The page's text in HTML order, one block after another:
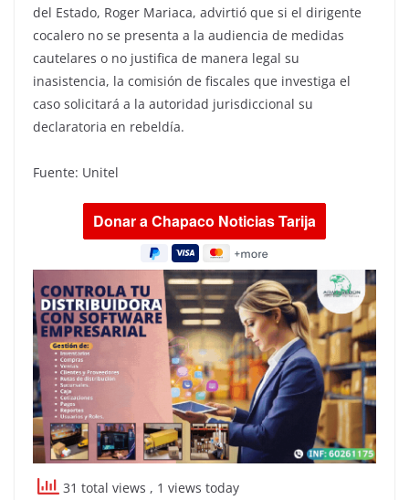
del Estado, Roger Mariaca, advirtió que si el dirigente
cocalero no se presenta a la audiencia de medidas
cautelares o no justifica de manera legal su
inasistencia, la comisión de fiscales que investiga el
caso solicitará a la autoridad jurisdiccional su
declaratoria en rebeldía.
Fuente: Unitel
31 total views , 1 views today